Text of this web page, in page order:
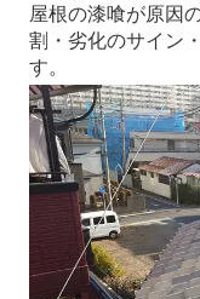
屋根の漆喰が原因
割・劣化のサイン
す。